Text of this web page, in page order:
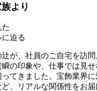
より
迫る
が、社員のご自宅を訪
の印象や、仕事では見
てきました。宝飾業界
、リアルな関係性をお届